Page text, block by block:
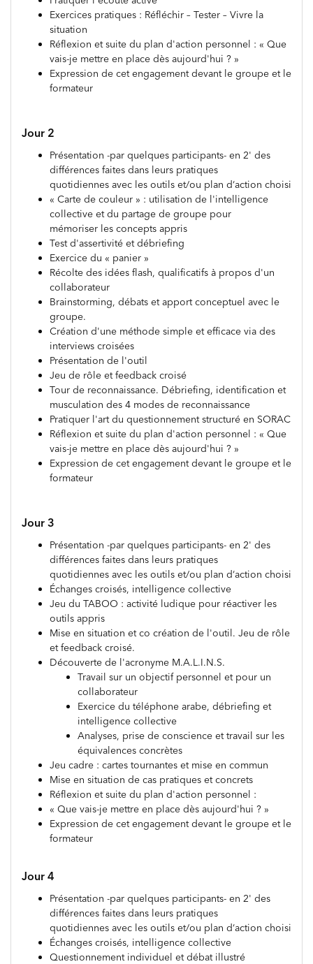
Exercices pratiques : Réfléchir – Tester – Vivre la
situation
Réflexion et suite du plan d'action personnel : « Que
vais-je mettre en place dès aujourd'hui ? »
Expression de cet engagement devant le groupe et le
formateur
Jour 2
Présentation -par quelques participants- en 2' des
différences faites dans leurs pratiques
quotidiennes avec les outils et/ou plan d‘action choisi
« Carte de couleur » : utilisation de l'intelligence
collective et du partage de groupe pour
mémoriser les concepts appris
Test d'assertivité et débriefing
Exercice du « panier »
Récolte des idées flash, qualificatifs à propos d'un
collaborateur
Brainstorming, débats et apport conceptuel avec le
groupe.
Création d'une méthode simple et efficace via des
interviews croisées
Présentation de l'outil
Jeu de rôle et feedback croisé
Tour de reconnaissance. Débriefing, identification et
musculation des 4 modes de reconnaissance
Pratiquer l'art du questionnement structuré en SORAC
Réflexion et suite du plan d'action personnel : « Que
vais-je mettre en place dès aujourd'hui ? »
Expression de cet engagement devant le groupe et le
formateur
Jour 3
Présentation -par quelques participants- en 2' des
différences faites dans leurs pratiques
quotidiennes avec les outils et/ou plan d‘action choisi
Échanges croisés, intelligence collective
Jeu du TABOO : activité ludique pour réactiver les
outils appris
Mise en situation et co création de l'outil. Jeu de rôle
et feedback croisé.
Découverte de l'acronyme M.A.L.I.N.S.
Travail sur un objectif personnel et pour un
collaborateur
Exercice du téléphone arabe, débriefing et
intelligence collective
Analyses, prise de conscience et travail sur les
équivalences concrètes
Jeu cadre : cartes tournantes et mise en commun
Mise en situation de cas pratiques et concrets
Réflexion et suite du plan d'action personnel :
« Que vais-je mettre en place dès aujourd'hui ? »
Expression de cet engagement devant le groupe et le
formateur
Jour 4
Présentation -par quelques participants- en 2' des
différences faites dans leurs pratiques
quotidiennes avec les outils et/ou plan d‘action choisi
Échanges croisés, intelligence collective
Questionnement individuel et débat illustré